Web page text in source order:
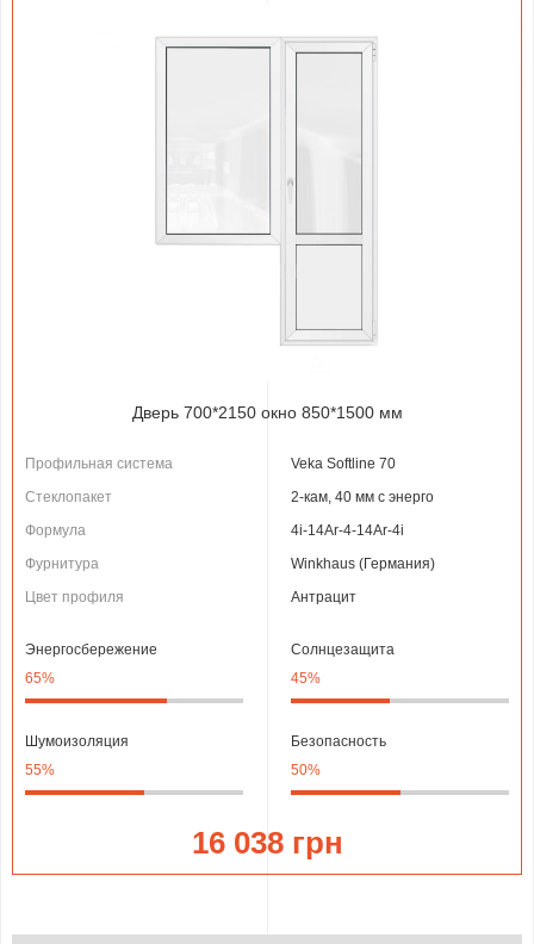
Дверь 700*2150 окно 850*1500 мм
Профильная система
Veka Softline 70
Стеклопакет
2-кам, 40 мм с энерго
Формула
4і-14Ar-4-14Ar-4i
Фурнитура
Winkhaus (Германия)
Цвет профиля
Антрацит
Энергосбережение
65%
Солнцезащита
45%
Шумоизоляция
55%
Безопасность
50%
16 038 грн